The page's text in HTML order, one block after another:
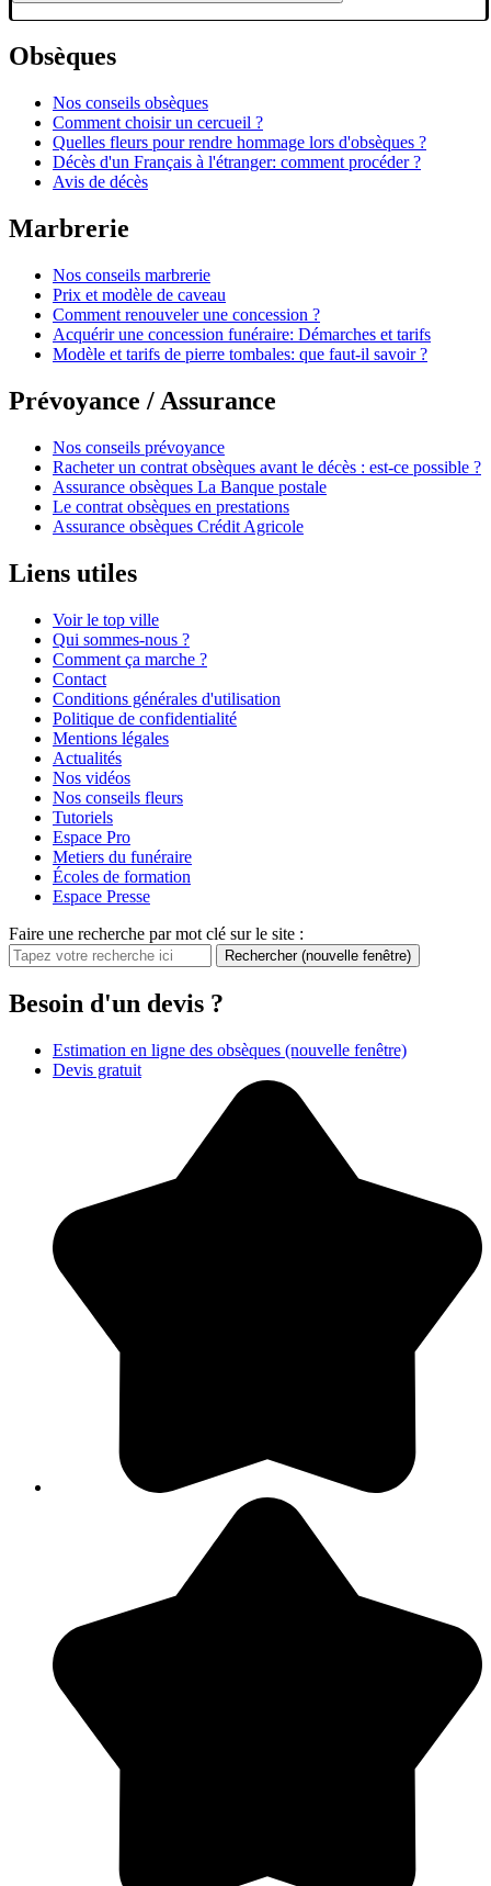
Obsèques
Nos conseils obsèques
Comment choisir un cercueil ?
Quelles fleurs pour rendre hommage lors d'obsèques ?
Décès d'un Français à l'étranger: comment procéder ?
Avis de décès
Marbrerie
Nos conseils marbrerie
Prix et modèle de caveau
Comment renouveler une concession ?
Acquérir une concession funéraire: Démarches et tarifs
Modèle et tarifs de pierre tombales: que faut-il savoir ?
Prévoyance / Assurance
Nos conseils prévoyance
Racheter un contrat obsèques avant le décès : est-ce possible ?
Assurance obsèques La Banque postale
Le contrat obsèques en prestations
Assurance obsèques Crédit Agricole
Liens utiles
Voir le top ville
Qui sommes-nous ?
Comment ça marche ?
Contact
Conditions générales d'utilisation
Politique de confidentialité
Mentions légales
Actualités
Nos vidéos
Nos conseils fleurs
Tutoriels
Espace Pro
Metiers du funéraire
Écoles de formation
Espace Presse
Faire une recherche par mot clé sur le site :
Rechercher (nouvelle fenêtre)
Besoin d'un devis ?
Estimation en ligne des obsèques (nouvelle fenêtre)
Devis gratuit